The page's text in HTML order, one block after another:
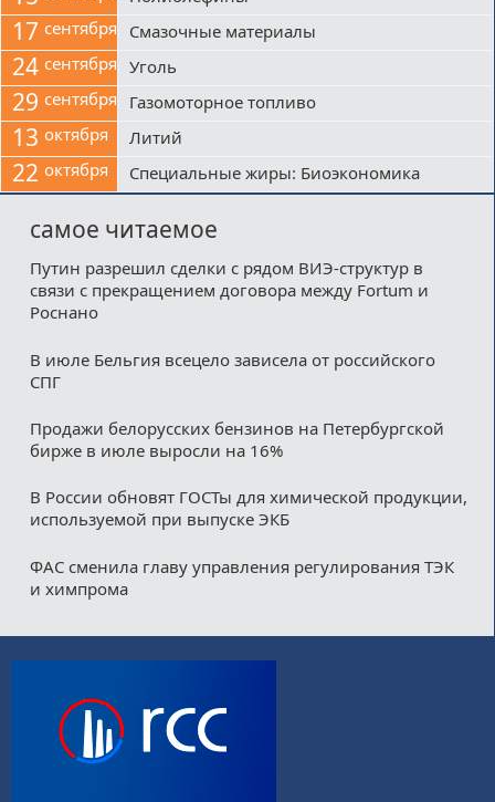
17 сентября Смазочные материалы
24 сентября Уголь
29 сентября Газомоторное топливо
13 октября Литий
22 октября Специальные жиры: Биоэкономика
самое читаемое
Путин разрешил сделки с рядом ВИЭ-структур в
связи с прекращением договора между Fortum и
Роснано
В июле Бельгия всецело зависела от российского
СПГ
Продажи белорусских бензинов на Петербургской
бирже в июле выросли на 16%
В России обновят ГОСТы для химической продукции,
используемой при выпуске ЭКБ
ФАС сменила главу управления регулирования ТЭК
и химпрома